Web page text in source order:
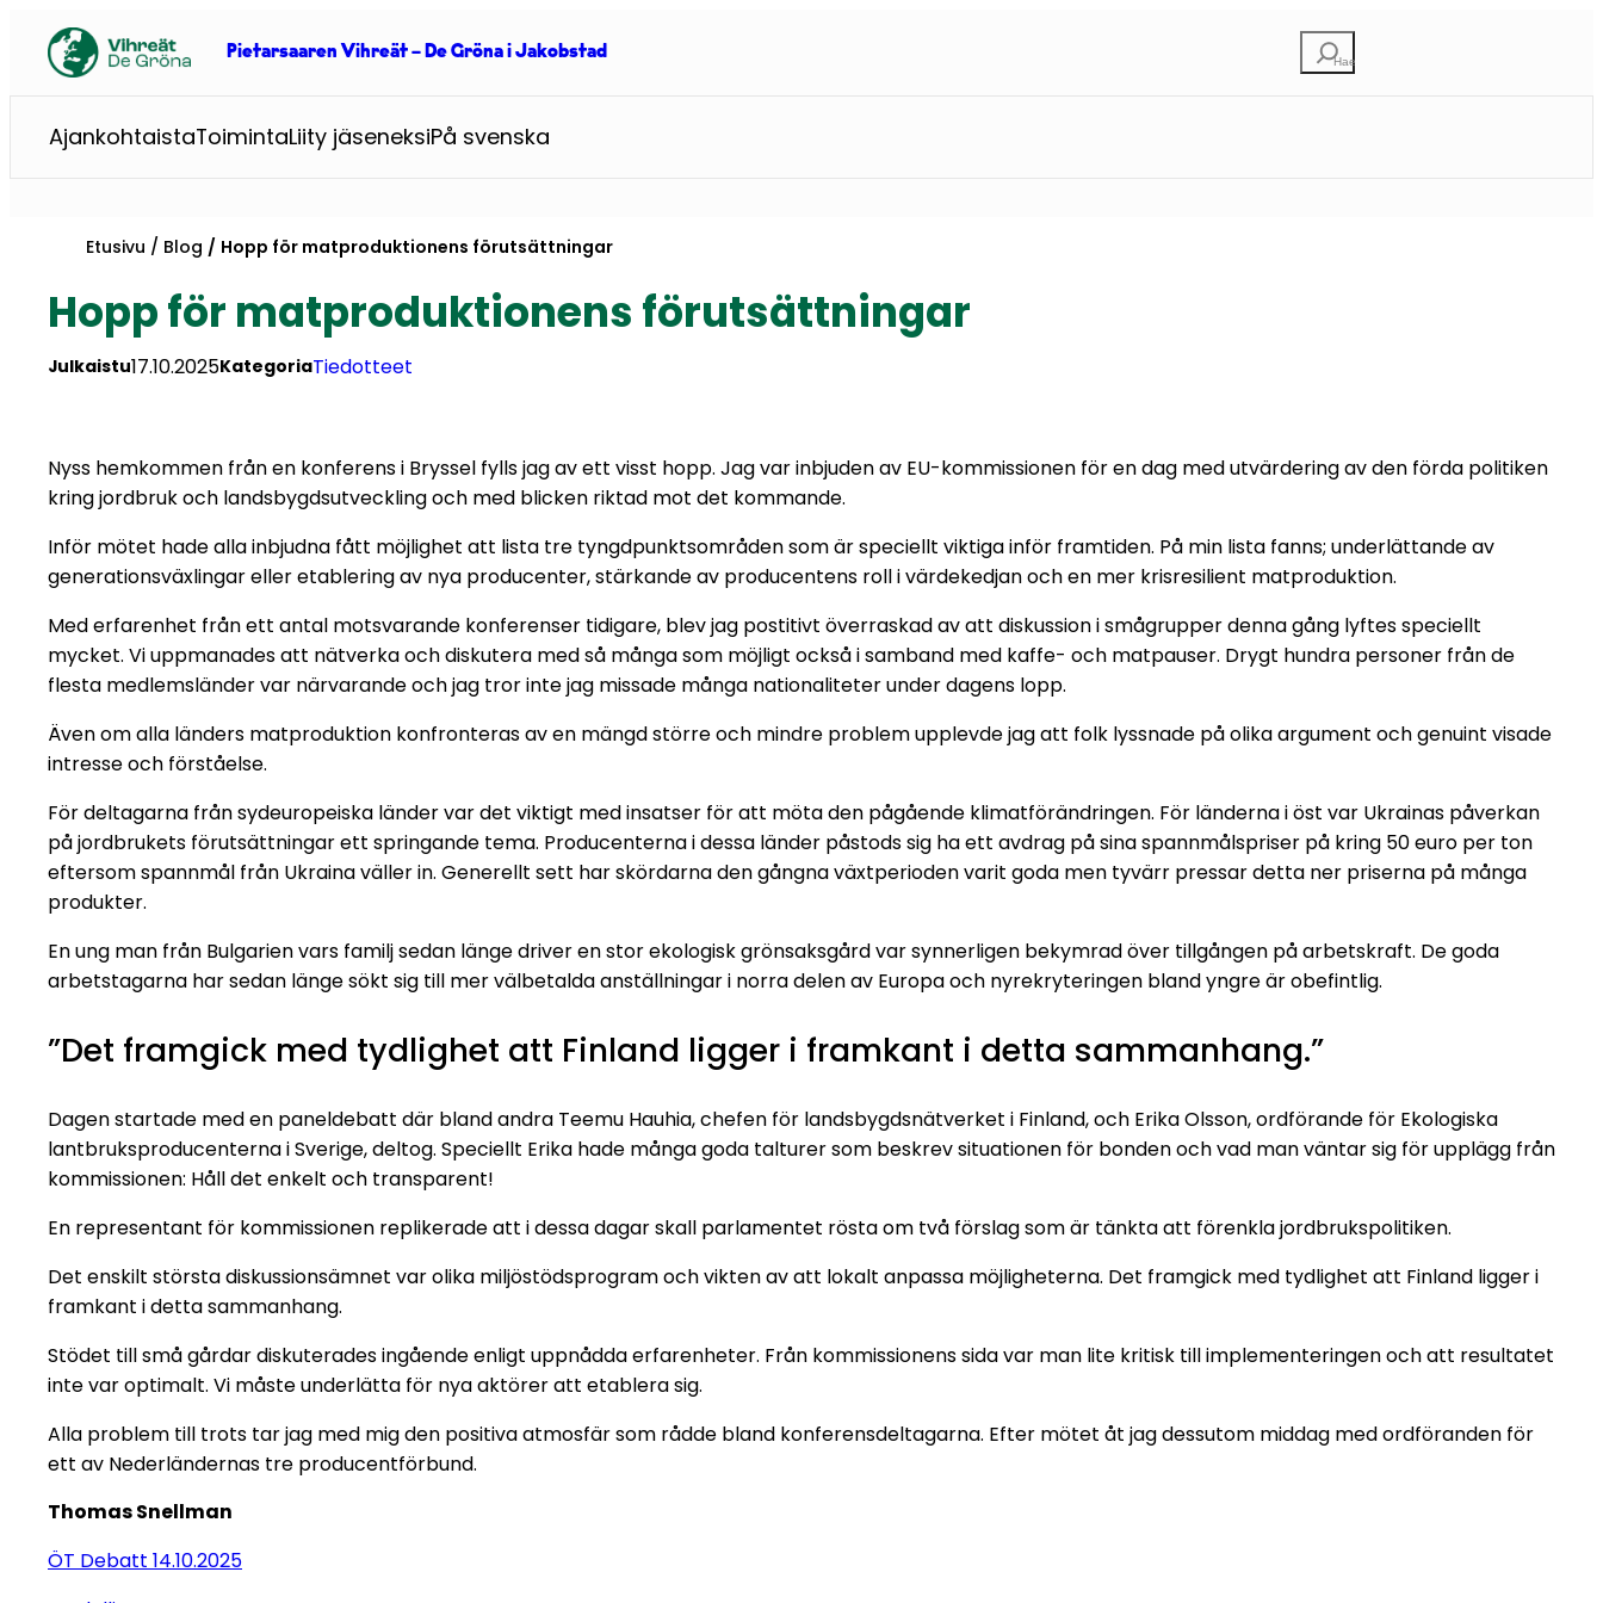
sisältöön
Pietarsaaren Vihreät – De Gröna i Jakobstad Etsi
AjankohtaistaToimintaLiity jäseneksiPå svenska
Etusivu Blog Hopp för matproduktionens förutsättningar
Hopp för matproduktionens förutsättningar
Julkaistu17.10.2025KategoriaTiedotteet
Nyss hemkommen från en konferens i Bryssel fylls jag av ett visst hopp. Jag var inbjuden av EU-kommissionen för en dag med utvärdering av den förda politiken
kring jordbruk och landsbygdsutveckling och med blicken riktad mot det kommande.
Inför mötet hade alla inbjudna fått möjlighet att lista tre tyngdpunktsområden som är speciellt viktiga inför framtiden. På min lista fanns; underlättande av
generationsväxlingar eller etablering av nya producenter, stärkande av producentens roll i värdekedjan och en mer krisresilient matproduktion.
Med erfarenhet från ett antal motsvarande konferenser tidigare, blev jag postitivt överraskad av att diskussion i smågrupper denna gång lyftes speciellt
mycket. Vi uppmanades att nätverka och diskutera med så många som möjligt också i samband med kaffe- och matpauser. Drygt hundra personer från de
flesta medlemsländer var närvarande och jag tror inte jag missade många nationaliteter under dagens lopp.
Även om alla länders matproduktion konfronteras av en mängd större och mindre problem upplevde jag att folk lyssnade på olika argument och genuint visade
intresse och förståelse.
För deltagarna från sydeuropeiska länder var det viktigt med insatser för att möta den pågående klimatförändringen. För länderna i öst var Ukrainas påverkan
på jordbrukets förutsättningar ett springande tema. Producenterna i dessa länder påstods sig ha ett avdrag på sina spannmålspriser på kring 50 euro per ton
eftersom spannmål från Ukraina väller in. Generellt sett har skördarna den gångna växtperioden varit goda men tyvärr pressar detta ner priserna på många
produkter.
En ung man från Bulgarien vars familj sedan länge driver en stor ekologisk grönsaksgård var synnerligen bekymrad över tillgången på arbetskraft. De goda
arbetstagarna har sedan länge sökt sig till mer välbetalda anställningar i norra delen av Europa och nyrekryteringen bland yngre är obefintlig.
”Det framgick med tydlighet att Finland ligger i framkant i detta sammanhang.”
Dagen startade med en paneldebatt där bland andra Teemu Hauhia, chefen för landsbygdsnätverket i Finland, och Erika Olsson, ordförande för Ekologiska
lantbruksproducenterna i Sverige, deltog. Speciellt Erika hade många goda talturer som beskrev situationen för bonden och vad man väntar sig för upplägg från
kommissionen: Håll det enkelt och transparent!
En representant för kommissionen replikerade att i dessa dagar skall parlamentet rösta om två förslag som är tänkta att förenkla jordbrukspolitiken.
Det enskilt största diskussionsämnet var olika miljöstödsprogram och vikten av att lokalt anpassa möjligheterna. Det framgick med tydlighet att Finland ligger i
framkant i detta sammanhang.
Stödet till små gårdar diskuterades ingående enligt uppnådda erfarenheter. Från kommissionens sida var man lite kritisk till implementeringen och att resultatet
inte var optimalt. Vi måste underlätta för nya aktörer att etablera sig.
Alla problem till trots tar jag med mig den positiva atmosfär som rådde bland konferensdeltagarna. Efter mötet åt jag dessutom middag med ordföranden för
ett av Nederländernas tre producentförbund.
Thomas Snellman
ÖT Debatt 14.10.2025